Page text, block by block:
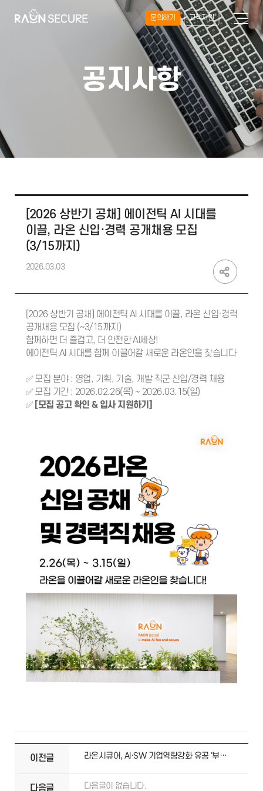
문의하기 고객지원
공지사항
[2026 상반기 공채] 에이전틱 AI 시대를
이끌, 라온 신입·경력 공개채용 모집
(3/15까지)
2026.03.03
[2026 상반기 공채] 에이전틱 AI 시대를 이끌, 라온 신입·경력
공개채용 모집 (~3/15까지)
함께하면 더 즐겁고, 더 안전한 AI세상!
에이전틱 AI 시대를 함께 이끌어갈 새로운 라온인을 찾습니다
✅ 모집 분야 : 영업, 기획, 기술, 개발 직군 신입/경력 채용
✅ 모집 기간 : 2026.02.26(목) ~ 2026.03.15(일)
✅ [모집 공고 확인 & 입사 지원하기]
이전글 라온시큐어, AI·SW 기업역량강화 유공 '부총리 겸 과학기술정보통신부 장관 표창' 수상
다음글 다음글이 없습니다.